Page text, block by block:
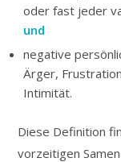
oder fast jeder
und
negative
Ärger,
Intimität.
Diese Definition
vorzeitigen